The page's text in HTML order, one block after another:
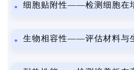
细胞贴附性——检测细胞在
生物相容性——评估材料与